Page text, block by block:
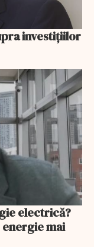
investițiilor
electrică?
mai